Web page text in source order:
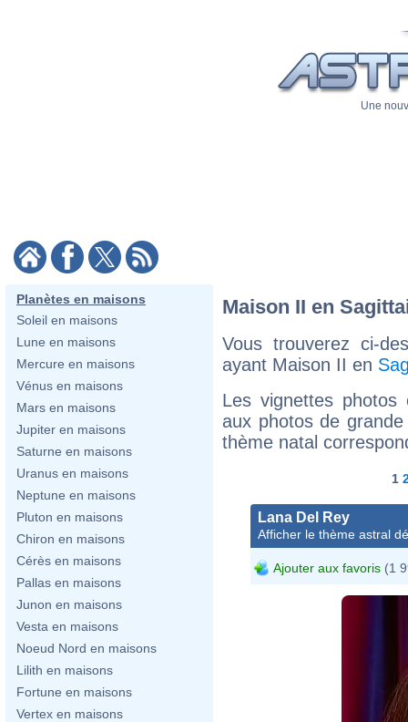
Une
Planètes en maisons
Soleil en maisons
Lune en maisons
Mercure en maisons
Vénus en maisons
Mars en maisons
Jupiter en maisons
Saturne en maisons
Uranus en maisons
Neptune en maisons
Pluton en maisons
Chiron en maisons
Cérès en maisons
Pallas en maisons
Junon en maisons
Vesta en maisons
Noeud Nord en maisons
Lilith en maisons
Fortune en maisons
Vertex en maisons
Maison II en
Vous trouverez ci-
ayant Maison II en
Les vignettes
aux photos de
thème natal
1
Lana Del Rey
Afficher le thème astral
Ajouter aux favoris (1